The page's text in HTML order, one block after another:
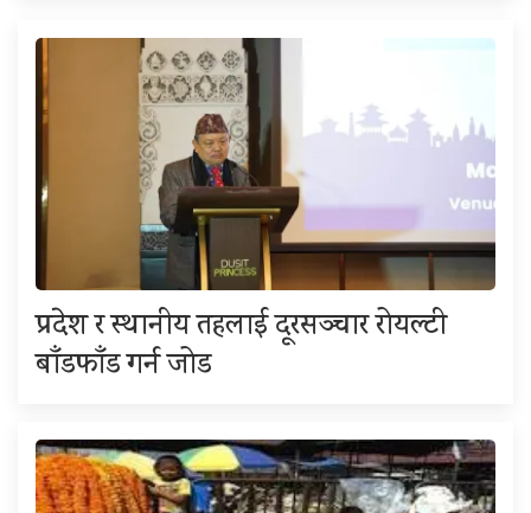
प्रदेश र स्थानीय तहलाई दूरसञ्चार रोयल्टी
बाँडफाँड गर्न जोड